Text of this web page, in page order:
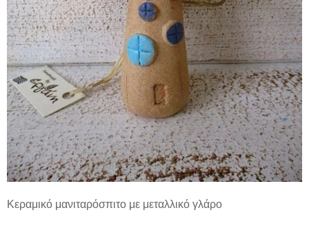
Κεραμικό μανιταρόσπιτο με μεταλλικό γλάρο